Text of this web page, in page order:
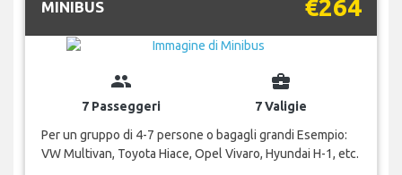
MINIBUS €264
group
7 Passeggeri
business_center
7 Valigie
Per un gruppo di 4-7 persone o bagagli grandi Esempio:
VW Multivan, Toyota Hiace, Opel Vivaro, Hyundai H-1, etc.